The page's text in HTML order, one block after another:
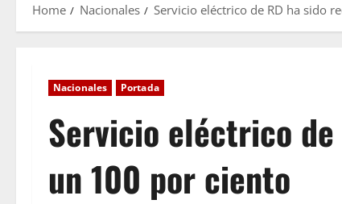
Home Nacionales Servicio eléctrico de RD ha sido
Nacionales Portada
Servicio eléctrico de
un 100 por ciento